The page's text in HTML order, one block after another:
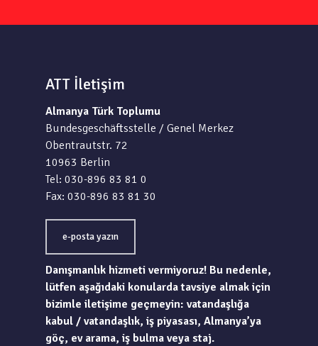
ATT İletişim
Almanya Türk Toplumu
Bundesgeschäftsstelle / Genel Merkez
Obentrautstr. 72
10963 Berlin
Tel: 030-896 83 81 0
Fax: 030-896 83 81 30
e-posta yazın
Danışmanlık hizmeti vermiyoruz! Bu nedenle,
lütfen aşağıdaki konularda tavsiye almak için
bizimle iletişime geçmeyin: vatandaşlığa
kabul / vatandaşlık, iş piyasası, Almanya’ya
göç, ev arama, iş bulma veya staj.